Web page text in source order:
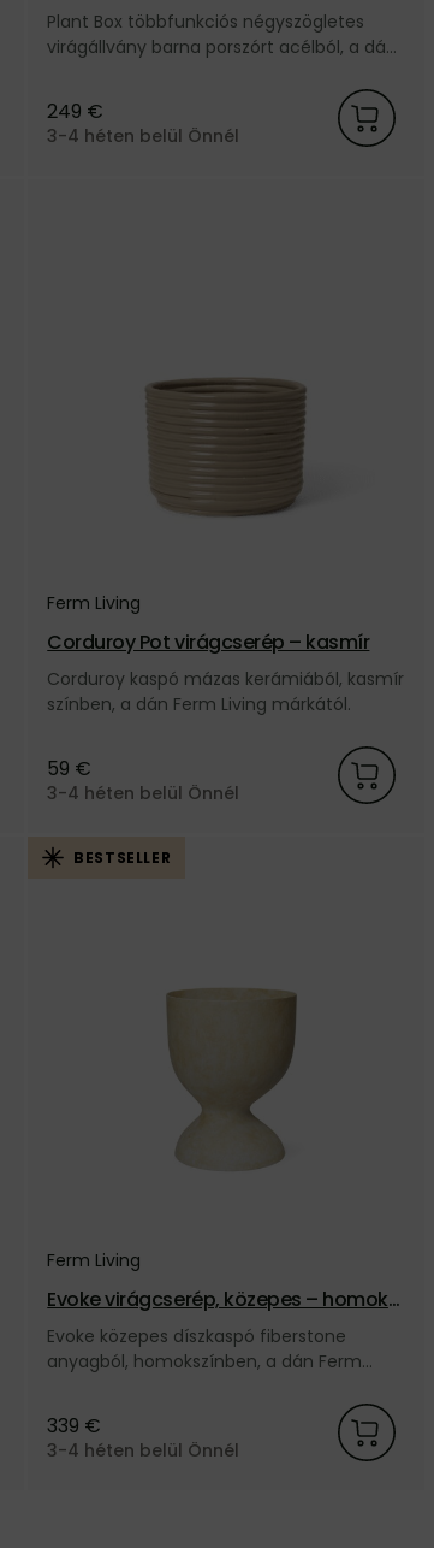
– barna
Plant Box többfunkciós négyszögletes
virágállvány barna porszórt acélból, a dán
249 €
3-4 héten belül Önnél
Ferm Living
Corduroy Pot virágcserép – kasmír
Corduroy kaspó mázas kerámiából, kasmír
színben, a dán Ferm Living márkától.
59 €
3-4 héten belül Önnél
BESTSELLER
Ferm Living
Evoke virágcserép, közepes – homoks
zínű
Evoke közepes díszkaspó fiberstone
anyagból, homokszínben, a dán Ferm
339 €
3-4 héten belül Önnél